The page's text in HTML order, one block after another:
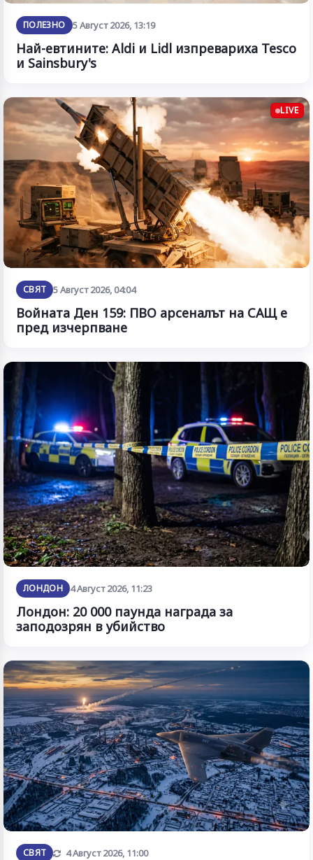
ПОЛЕЗНО 5 Август 2026, 13:19
Най-евтините: Aldi и Lidl изпревариха Tesco
и Sainsbury's
LIVE
СВЯТ 5 Август 2026, 04:04
Войната Ден 159: ПВО арсеналът на САЩ е
пред изчерпване
ЛОНДОН 4 Август 2026, 11:23
Лондон: 20 000 паунда награда за
заподозрян в убийство
СВЯТ Обновена
4 Август 2026, 11:00